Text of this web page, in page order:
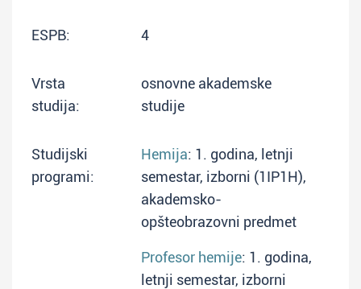
ESPB: 4
Vrsta
studija:
osnovne akademske
studije
Studijski
programi:
Hemija: 1. godina, letnji
semestar, izborni (1IP1H),
akademsko-
opšteobrazovni predmet
Profesor hemije: 1. godina,
letnji semestar, izborni